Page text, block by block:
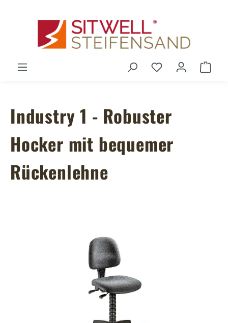
Du hast 0
Industry 1 - Robuster
Hocker mit bequemer
Rückenlehne
Bildergalerie überspringen